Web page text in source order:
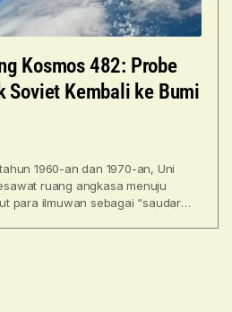
Kosmos 482: Probe
Soviet Kembali ke Bumi
1960-an dan 1970-an, Uni
ruang angkasa menuju
para ilmuwan sebagai “saudara